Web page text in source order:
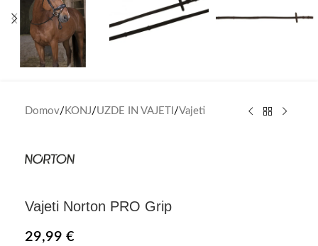
Domov/ KONJ/UZDE IN VAJETI /Vajeti
Vajeti Norton PRO Grip
29,99 €